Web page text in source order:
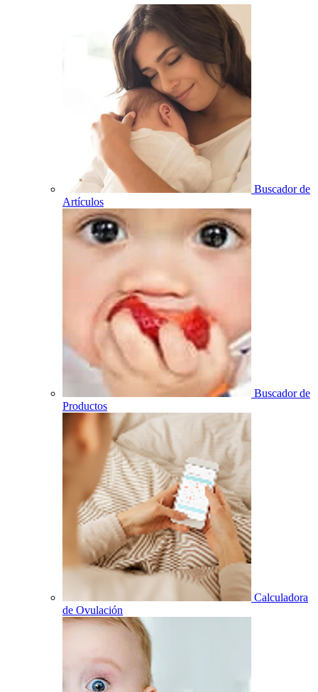
Buscador de
Artículos
Buscador de
Productos
Calculadora
de Ovulación